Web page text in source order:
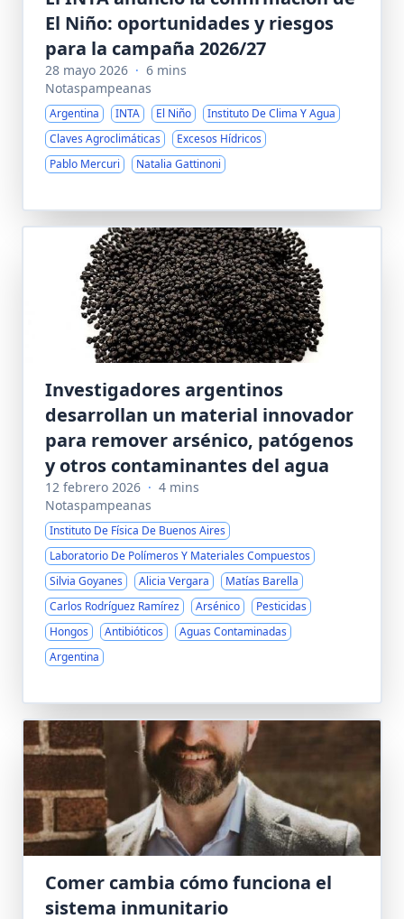
El Niño: oportunidades y riesgos
para la campaña 2026/27
28 mayo 2026 · 6 mins
Notaspampeanas
Argentina INTA El Niño
Instituto De Clima Y Agua
Claves Agroclimáticas
Excesos Hídricos
Pablo Mercuri
Natalia Gattinoni
Investigadores argentinos
desarrollan un material innovador
para remover arsénico, patógenos
y otros contaminantes del agua
12 febrero 2026 · 4 mins
Notaspampeanas
Instituto De Física De Buenos Aires
Laboratorio De Polímeros Y Materiales Compuestos
Silvia Goyanes
Alicia Vergara
Matías Barella
Carlos Rodríguez Ramírez
Arsénico
Pesticidas
Hongos
Antibióticos
Aguas Contaminadas
Argentina
Comer cambia cómo funciona el
sistema inmunitario